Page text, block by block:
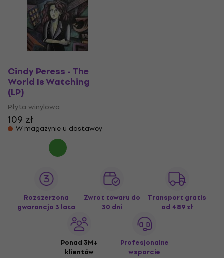
Cindy Peress - The
World Is Watching
(LP)
Płyta winylowa
109 zł
W magazynie u dostawcy
Rozszerzona
gwarancja 3 lata
Zwrot towaru do
30 dni
Transport gratis
od 489 zł
Ponad 3M+
klientów
Profesjonalne
wsparcie